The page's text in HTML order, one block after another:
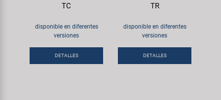
TC
disponible en diferentes
versiones
DETALLES
TR
disponible en diferentes
versiones
DETALLES